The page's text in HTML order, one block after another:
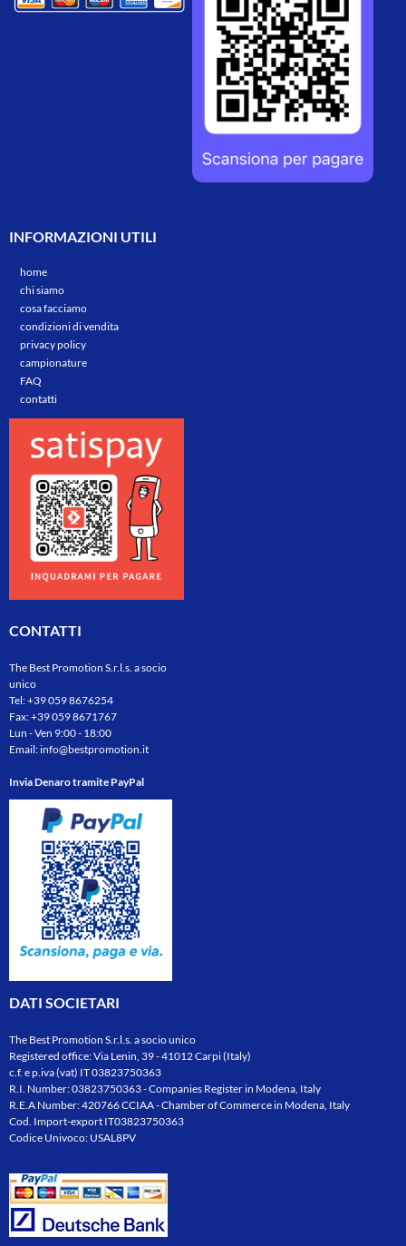
INFORMAZIONI UTILI
home
chi siamo
cosa facciamo
condizioni di vendita
privacy policy
campionature
FAQ
contatti
CONTATTI
The Best Promotion S.r.l.s. a socio
unico
Tel:+39 059 8676254
Fax: +39 059 8671767
Lun - Ven 9:00 - 18:00
Email:info@bestpromotion.it
Invia Denaro tramite PayPal
DATI SOCIETARI
The Best Promotion S.r.l.s. a socio unico
Registered office: Via Lenin, 39 - 41012 Carpi (Italy)
c.f. e p.iva (vat) IT 03823750363
R.I. Number: 03823750363 - Companies Register in Modena, Italy
R.E.A Number: 420766 CCIAA - Chamber of Commerce in Modena, Italy
Cod. Import-export IT03823750363
Codice Univoco: USAL8PV